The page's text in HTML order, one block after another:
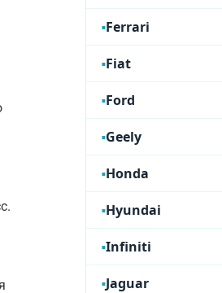
Ferrari
Fiat
Ford
Geely
Honda
Hyundai
Infiniti
Jaguar